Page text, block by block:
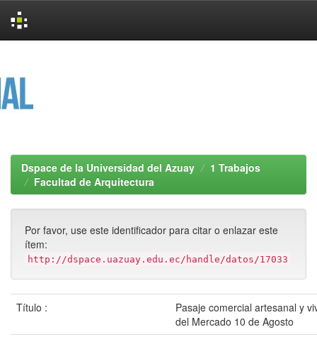
Dspace de la Universidad del Azuay
1 Trabajos
Facultad de Arquitectura
Por favor, use este identificador para citar o enlazar este
ítem:
http://dspace.uazuay.edu.ec/handle/datos/17033
Título :
Pasaje comercial artesanal y
del Mercado 10 de Agosto